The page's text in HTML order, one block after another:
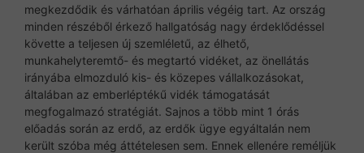
megkezdődik és várhatóan április végéig tart. Az ország
minden részéből érkező hallgatóság nagy érdeklődéssel
követte a teljesen új szemléletű, az élhető,
munkahelyteremtő- és megtartó vidéket, az önellátás
irányába elmozduló kis- és közepes vállalkozásokat,
általában az emberléptékű vidék támogatását
megfogalmazó stratégiát. Sajnos a több mint 1 órás
előadás során az erdő, az erdők ügye egyáltalán nem
került szóba még áttételesen sem. Ennek ellenére reméljük